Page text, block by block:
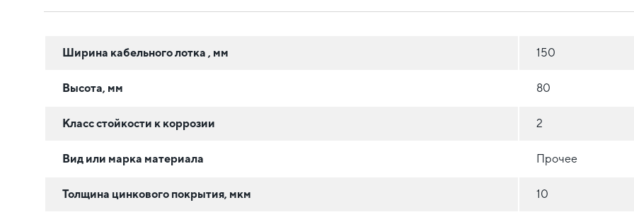
Ширина кабельного лотка , мм 150
Высота, мм 80
Класс стойкости к коррозии 2
Вид или марка материала Прочее
Толщина цинкового покрытия, мкм 10